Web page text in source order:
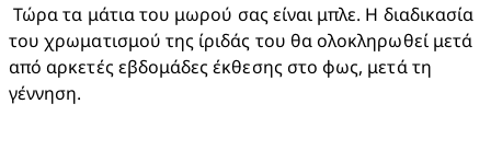
Τώρα τα μάτια του μωρού σας είναι μπλε. Η διαδικασία
του χρωματισμού της ίριδάς του θα ολοκληρωθεί μετά
από αρκετές εβδομάδες έκθεσης στο φως, μετά τη
γέννηση.